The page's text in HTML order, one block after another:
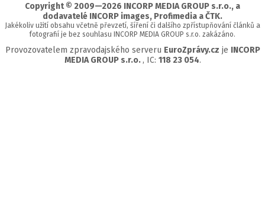
Copyright © 2009—2026 INCORP MEDIA GROUP s.r.o., a
dodavatelé INCORP images, Profimedia a ČTK.
Jakékoliv užití obsahu včetně převzetí, šíření či dalšího zpřístupňování článků a
fotografií je bez souhlasu INCORP MEDIA GROUP s.r.o. zakázáno.
Provozovatelem zpravodajského serveru EuroZprávy.cz je INCORP
MEDIA GROUP s.r.o. , IC: 118 23 054.